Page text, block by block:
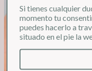
Si tienes cualquier
momento tu
puedes hacerlo a
situado en el pie la